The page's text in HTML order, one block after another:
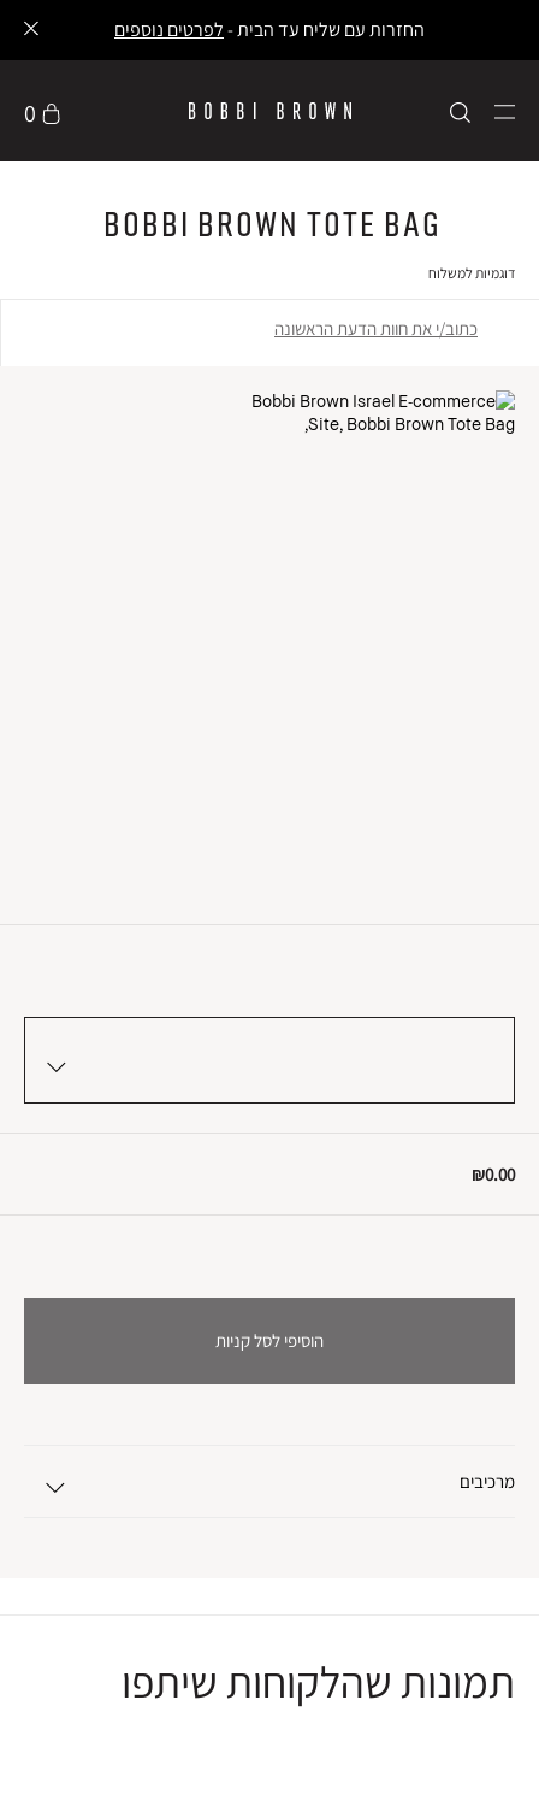
החזרות עם שליח עד הבית -לפרטים נוספים
0
Bobbi Brown Tote Bag
דוגמיות למשלוח
כתוב/י את חוות הדעת הראשונה
₪0.00
הוסיפי לסל קניות
מרכיבים
תמונות שהלקוחות שיתפו